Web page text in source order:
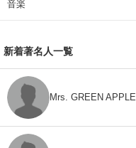
音楽
新着著名人一覧
Mrs. GREEN APPLE